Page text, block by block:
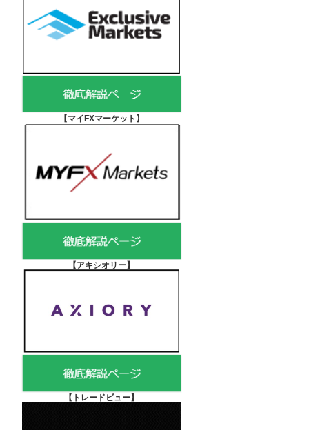
【マイFXマーケット 】
【アキシオリー】
【 トレードビュー】